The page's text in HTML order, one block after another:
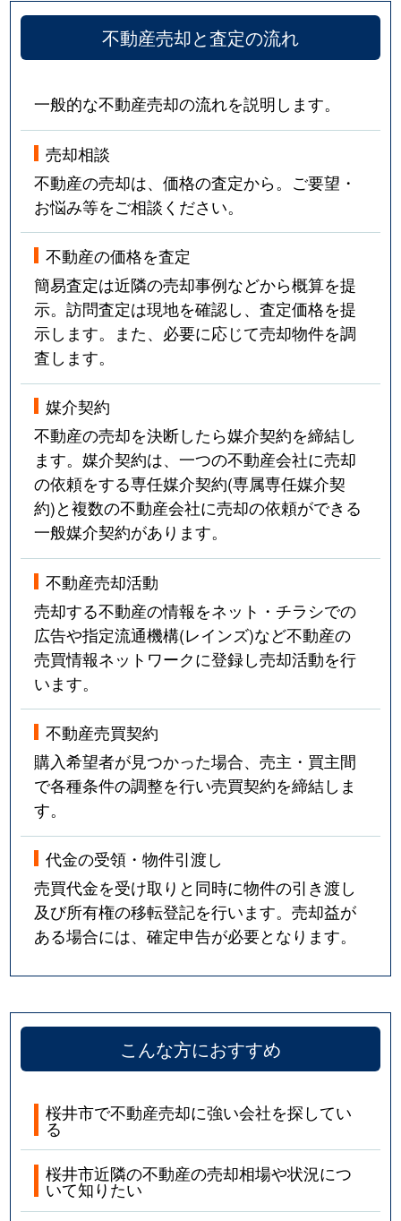
不動産売却と査定の流れ
一般的な不動産売却の流れを説明します。
売却相談
不動産の売却は、価格の査定から。ご要望・
お悩み等をご相談ください。
不動産の価格を査定
簡易査定は近隣の売却事例などから概算を提
示。訪問査定は現地を確認し、査定価格を提
示します。また、必要に応じて売却物件を調
査します。
媒介契約
不動産の売却を決断したら媒介契約を締結し
ます。媒介契約は、一つの不動産会社に売却
の依頼をする専任媒介契約(専属専任媒介契
約)と複数の不動産会社に売却の依頼ができる
一般媒介契約があります。
不動産売却活動
売却する不動産の情報をネット・チラシでの
広告や指定流通機構(レインズ)など不動産の
売買情報ネットワークに登録し売却活動を行
います。
不動産売買契約
購入希望者が見つかった場合、売主・買主間
で各種条件の調整を行い売買契約を締結しま
す。
代金の受領・物件引渡し
売買代金を受け取りと同時に物件の引き渡し
及び所有権の移転登記を行います。売却益が
ある場合には、確定申告が必要となります。
こんな方におすすめ
桜井市で不動産売却に強い会社を探してい
る
桜井市近隣の不動産の売却相場や状況につ
いて知りたい